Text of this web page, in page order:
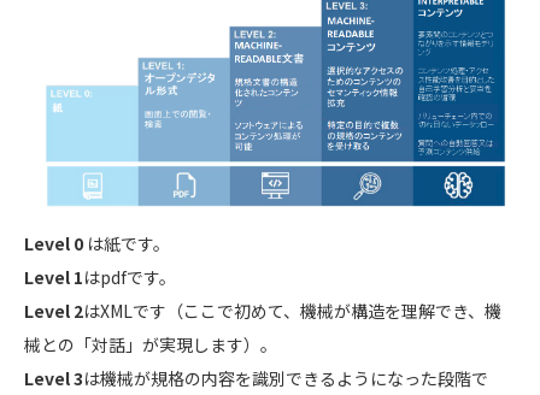
Level 0 は紙です。
Level 1はpdfです。
Level 2はXMLです（ここで初めて、機械が構造を理解でき、機
械との「対話」が実現します）。
Level 3は機械が規格の内容を識別できるようになった段階で